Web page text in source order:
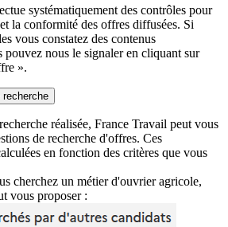
systématiquement des contrôles pour
la conformité des offres diffusées. Si
vous constatez des contenus
pouvez nous le signaler en cliquant sur
».
réalisée, France Travail peut vous
de recherche d'offres. Ces
en fonction des critères que vous
cherchez un métier d'ouvrier agricole,
vous proposer :